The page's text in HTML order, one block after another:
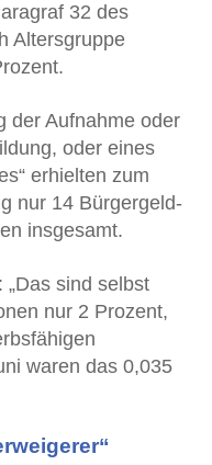
32 des
Altersgruppe
der Aufnahme oder
oder eines
erhielten zum
nur 14 Bürgergeld-
insgesamt.
sind selbst
nur 2 Prozent,
waren das 0,035